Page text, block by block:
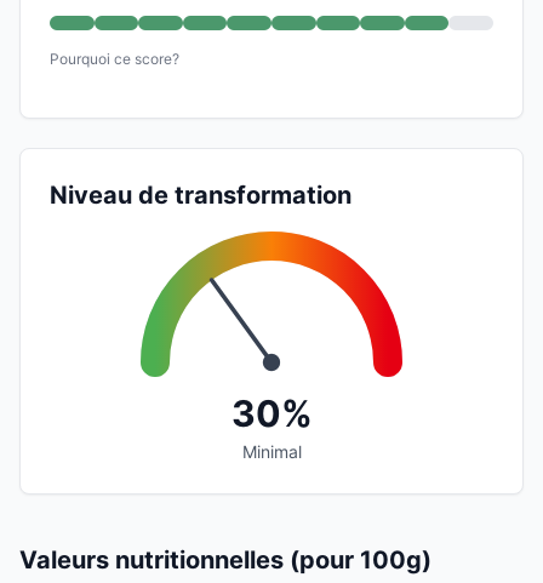
Pourquoi ce score?
Niveau de transformation
30%
Minimal
Valeurs nutritionnelles (pour 100g)